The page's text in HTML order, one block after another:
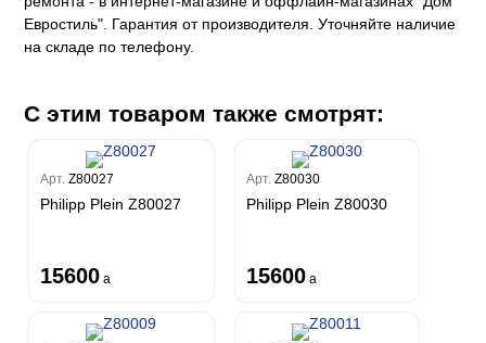
Спектрум Плюс
Гави
Спектрум Бокс
Спектрум Бум
Бергги
Бруни
Джорджио
Чезара
Палаззо
Легенда
Kumano
Loft Superior
Wisper
Boho
Shades
Citi Glam
Rasch
Chatelaine
Florentine III
Grandeco
La Storia
Wiganford
Crystal
Du&Ka
Lifestyle
Prestige
King
Евростиль". Гарантия от производителя. Уточняйте наличие
на складе по телефону.
С этим товаром также смотрят:
Арт.Z80027
Philipp Plein Z80027
15600 a
Арт. Z80030
Philipp Plein Z80030
15600 a